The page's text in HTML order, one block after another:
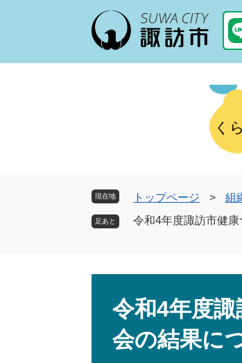
く
現在地 トップページ > 組
令和4年度諏訪市健
令和4年度
会の結果に